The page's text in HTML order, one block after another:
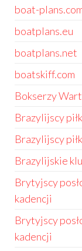
boat-
boatplans.eu
boatplans.net
boatskiff.com
Bokserzy
Brazylijscy
Brazylijscy
Brazylijskie
Brytyjscy
kadencji
Brytyjscy
kadencji